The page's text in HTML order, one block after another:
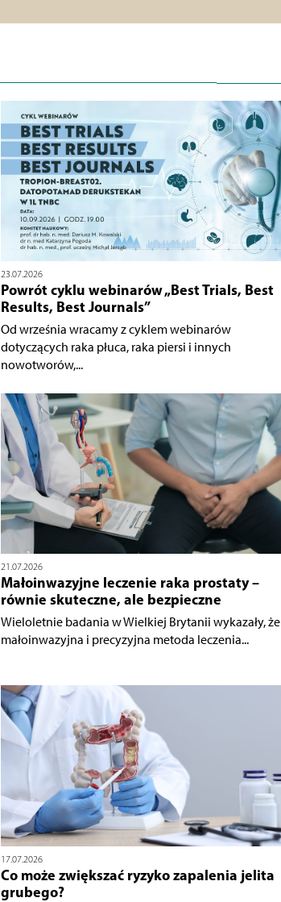
23.07.2026
Powrót cyklu webinarów „Best Trials, Best
Results, Best Journals”
Od września wracamy z cyklem webinarów
dotyczących raka płuca, raka piersi i innych
nowotworów,...
21.07.2026
Małoinwazyjne leczenie raka prostaty –
równie skuteczne, ale bezpieczne
Wieloletnie badania w Wielkiej Brytanii wykazały, że
małoinwazyjna i precyzyjna metoda leczenia...
17.07.2026
Co może zwiększać ryzyko zapalenia jelita
grubego?